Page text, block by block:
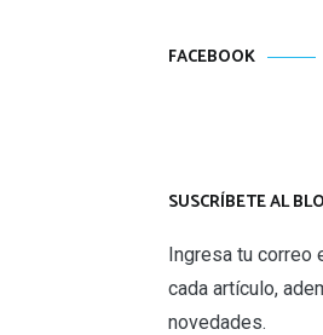
FACEBOOK
SUSCRÍBETE AL
Ingresa tu correo
cada artículo,
novedades.